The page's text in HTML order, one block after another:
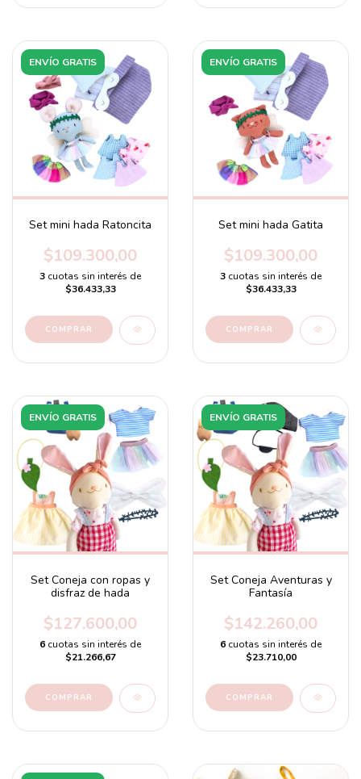
ENVÍO GRATIS
Set mini hada Ratoncita
$109.300,00
3 cuotas sin interés de
$36.433,33
ENVÍO GRATIS
Set mini hada Gatita
$109.300,00
3 cuotas sin interés de
$36.433,33
ENVÍO GRATIS
Set Coneja con ropas y
disfraz de hada
$127.600,00
6 cuotas sin interés de
$21.266,67
ENVÍO GRATIS
Set Coneja Aventuras y
Fantasía
$142.260,00
6 cuotas sin interés de
$23.710,00